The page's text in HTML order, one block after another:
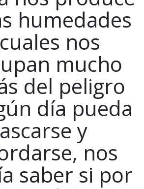
humedades
nos
mucho
del peligro
día pueda
y
nos
saber si por